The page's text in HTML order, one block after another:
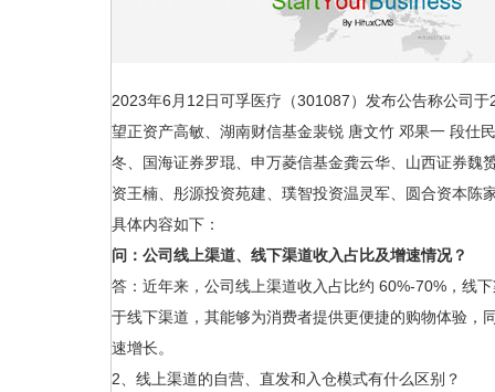
2023年6月12日可孚医疗（301087）发布公告称公司
望正资产高敏、湖南财信基金裴锐 唐文竹 邓果一 段仕
冬、国海证券罗琨、申万菱信基金龚云华、山西证券魏
资王楠、彤源投资苑建、璞智投资温灵军、圆合资本陈
具体内容如下：
问：公司线上渠道、线下渠道收入占比及增速情况？
答：近年来，公司线上渠道收入占比约 60%-70%，线
于线下渠道，其能够为消费者提供更便捷的购物体验
速增长。
2、线上渠道的自营、直发和入仓模式有什么区别？
14部门联合发文：纠
疗服